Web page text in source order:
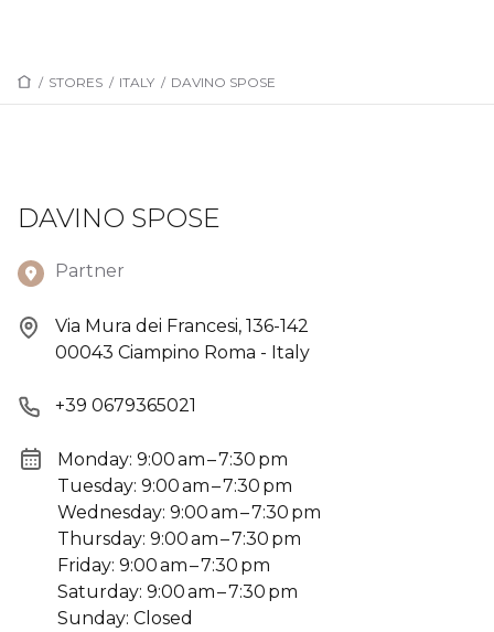
/ STORES / ITALY / DAVINO SPOSE
DAVINO SPOSE
Partner
Via Mura dei Francesi, 136-142
00043 Ciampino Roma - Italy
+39 0679365021
Monday: 9:00 am – 7:30 pm
Tuesday: 9:00 am – 7:30 pm
Wednesday: 9:00 am – 7:30 pm
Thursday: 9:00 am – 7:30 pm
Friday: 9:00 am – 7:30 pm
Saturday: 9:00 am – 7:30 pm
Sunday: Closed